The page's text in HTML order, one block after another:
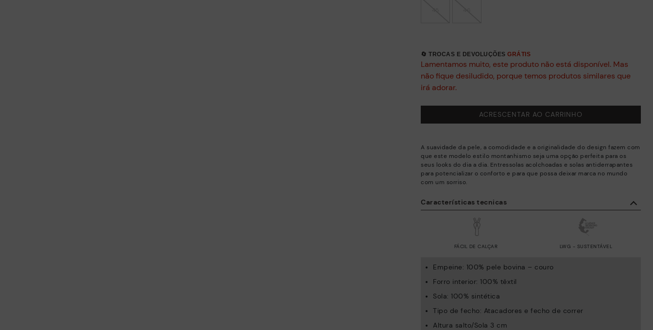
Características tecnicas
FÁCIL DE CALÇAR LWG - SUSTENTÁVEL
Empeine: 100% pele bovina – couro
Forro interior: 100% têxtil
Sola: 100% sintética
Tipo de fecho: Atacadores e fecho de correr
Altura salto/Sola 3 cm
🔄 TROCAS E DEVOLUÇÕESGRÁTIS
Lamentamos muito, este produto não está disponível. Mas
não fique desiludido, porque temos produtos similares que
irá adorar.
ACRESCENTAR AO CARRINHO
A suavidade da pele, a comodidade e a originalidade do design fazem com
que este modelo estilo montanhismo seja uma opção perfeita para os
seus looks do dia a dia. Entressolas acolchoadas e solas antiderrapantes
para potencializar o conforto e para que possa deixar marca no mundo
com um sorriso.